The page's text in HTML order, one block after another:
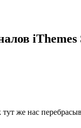
iThemes
же нас